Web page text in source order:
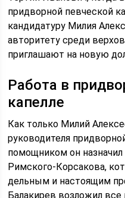
придворной певческой
кандидатуру Милия
авторитету среди
приглашают на новую
Работа в
капелле
Как только Милий
руководителя
помощником он
Римского-Корсакова,
дельным и настоящим
Балакирев возложил